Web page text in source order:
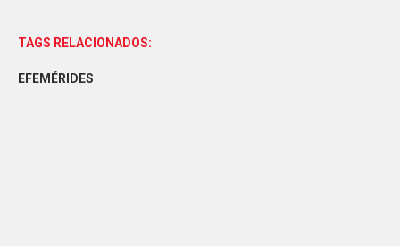
TAGS RELACIONADOS:
EFEMÉRIDES